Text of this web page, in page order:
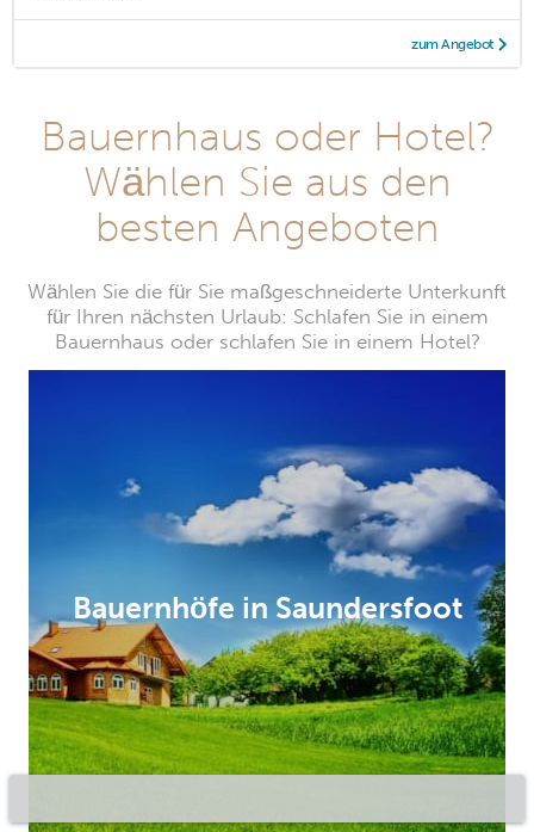
zum Angebot
Bauernhaus oder Hotel?
Wählen Sie aus den
besten Angeboten
Wählen Sie die für Sie maßgeschneiderte Unterkunft
für Ihren nächsten Urlaub: Schlafen Sie in einem
Bauernhaus oder schlafen Sie in einem Hotel?
Bauernhöfe in Saundersfoot